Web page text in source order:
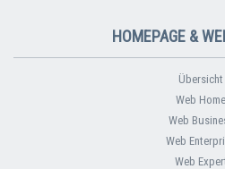
HOMEPAGE &
Übersicht
Web Home
Web
Web
Web